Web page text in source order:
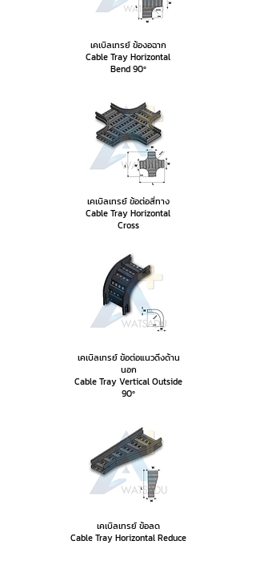
เคเบิลเทรย์ ข้องอฉาก
Cable Tray Horizontal
Bend90º
เคเบิลเทรย์ ข้อต่อสี่ทาง
Cable Tray Horizontal
Cross
เคเบิลเทรย์ ข้อต่อแนวดิ่งด้าน
นอก
Cable Tray Vertical Outside
90º
เคเบิลเทรย์ ข้อลด
Cable Tray Horizontal Reduce